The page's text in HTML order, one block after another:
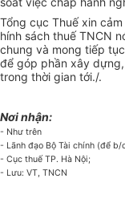
Tổng cục Thuế xin
hính sách thuế TNCN
chung và mong tiếp
để góp phần xây
trong thời gian tới./.
Nơi nhận:
- Như trên
- Lãnh đạo Bộ Tài chính (để b/
- Cục thuế TP. Hà Nội;
- Lưu: VT, TNCN